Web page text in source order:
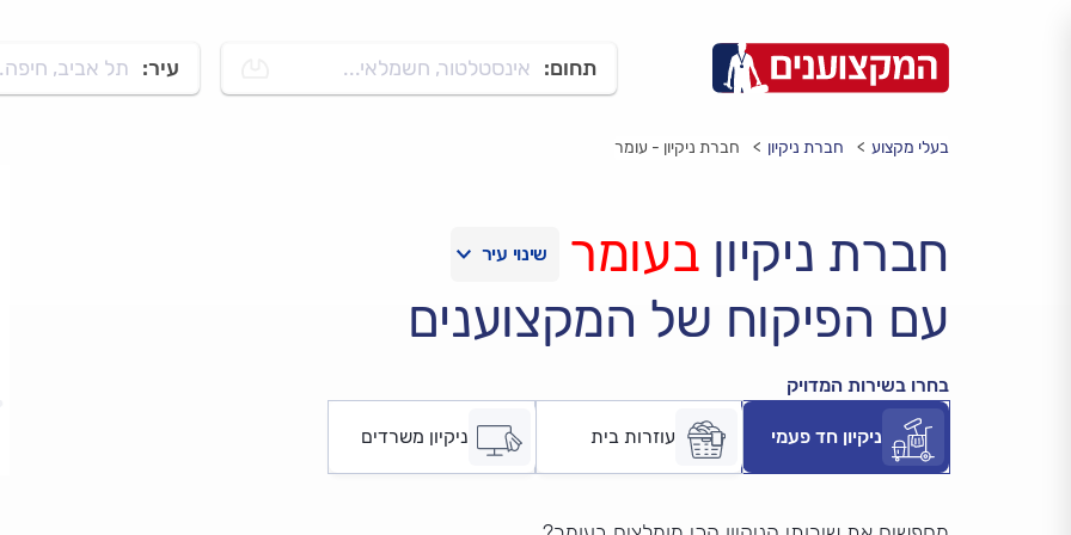
תחום: אינסטלטור, חשמלאי... עיר: תל אביב,
בעלי מקצוע חברת ניקיון חברת ניקיון - עומר
חברת ניקיון בעומר
עם הפיקוח של המקצוענים
בחרו בשירות המדויק
ניקיון חד פעמי עוזרות בית ניקיון משרדים